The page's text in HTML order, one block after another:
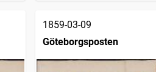
1859-03-09
Göteborgsposten